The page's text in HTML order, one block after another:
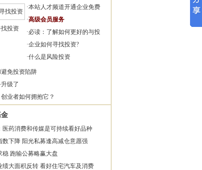
投资
·本站人才频道开通企业免费
·高级会员服务
·必读：了解如何更好的与投
·企业如何寻找投资?
·什么是风险投资
免投资陷阱
级了
业者如何拥抱它？
医药消费和传媒是可持续看好品种
数下降 阳光私募逢高减仓意愿强
稳 跑输公募略赢大盘
绩大面积反转 看好住宅汽车及消费